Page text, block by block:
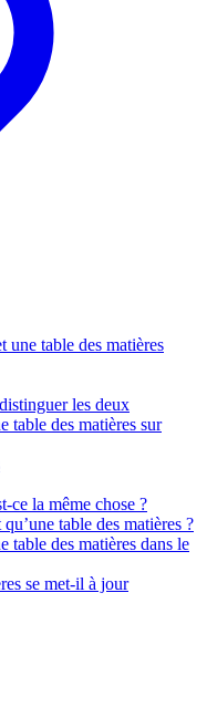
une table des matières
les deux
table des matières sur
ce la même chose ?
table des matières ?
table des matières dans le
se met-il à jour